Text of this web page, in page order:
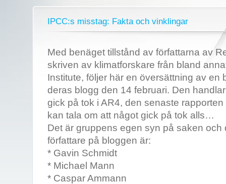
IPCC:s misstag: Fakta och vinklingar
Med benäget tillstånd av författarna av
skriven av klimatforskare från bland
Institute, följer här en översättning av en
deras blogg den 14 februari. Den
gick på tok i AR4, den senaste
kan tala om att något gick på tok alls…
Det är gruppens egen syn på saken och
författare på bloggen är:
* Gavin Schmidt
* Michael Mann
* Caspar Ammann